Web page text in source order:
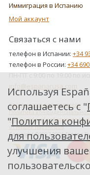
Иммиграция в Испанию
Мой аккаунт
Связаться с нами
телефон в Испании: +34
телефон в России: +34
ПН-ПТ с 9:00 по 19:00 по
info@espanarusa.com
Соглашение пользователя
Политика
Как Google обрабатывает
от наших партнеров
Copyright ©2007-2026 Espana
Используя
соглашаетесь с "
"Политика
для
улучшения